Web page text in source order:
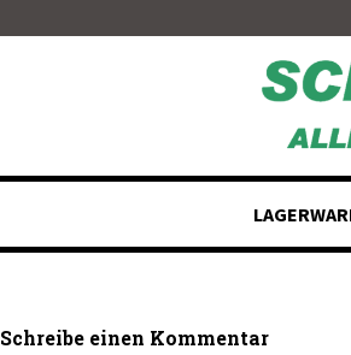
Schreibe einen Kommentar